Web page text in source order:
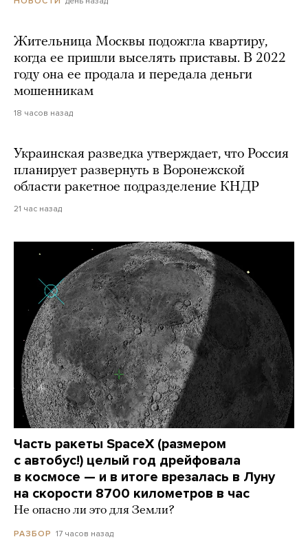
Жительница Москвы подожгла квартиру,
когда ее пришли выселять приставы. В 2022
году она ее продала и передала деньги
мошенникам
18 часов назад
Украинская разведка утверждает, что Россия
планирует развернуть в Воронежской
области ракетное подразделение КНДР
21 час назад
Часть ракеты SpaceX (размером
с автобус!) целый год дрейфовала
в космосе — и в итоге врезалась в Луну
на скорости 8700 километров в час
Не опасно ли это для Земли?
РАЗБОР 17 часов назад